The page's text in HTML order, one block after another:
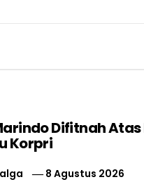
Difitnah Atas
Korpri
8 Agustus 2026